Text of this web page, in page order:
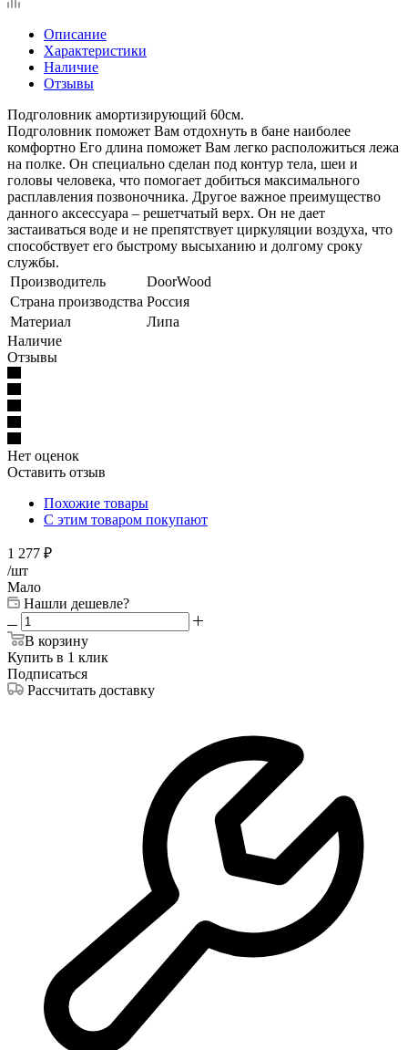
Описание
Характеристики
Наличие
Отзывы
Подголовник амортизирующий 60см.
Подголовник поможет Вам отдохнуть в бане наиболее
комфортно Его длина поможет Вам легко расположиться лежа
на полке. Он специально сделан под контур тела, шеи и
головы человека, что помогает добиться максимального
расплавления позвоночника. Другое важное преимущество
данного аксессуара – решетчатый верх. Он не дает
застаиваться воде и не препятствует циркуляции воздуха, что
способствует его быстрому высыханию и долгому сроку
службы.
Производитель
DoorWood
Страна производства Россия
Материал
Липа
Наличие
Отзывы
Нет оценок
Оставить отзыв
Похожие товары
С этим товаром покупают
1 277 ₽
/шт
Мало
Нашли дешевле?
В корзину
Купить в 1 клик
Подписаться
Рассчитать доставку